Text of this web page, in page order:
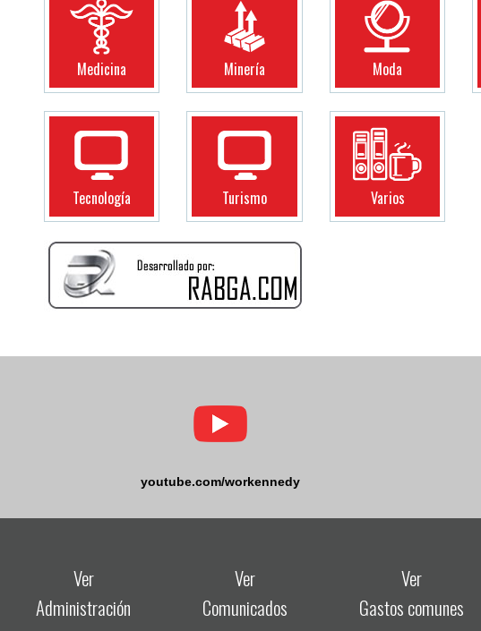
Medicina Minería Moda
Tecnología Turismo Varios
youtube.com/workennedy
Ver
Administración
Ver
Comunicados
Ver
Gastos comunes